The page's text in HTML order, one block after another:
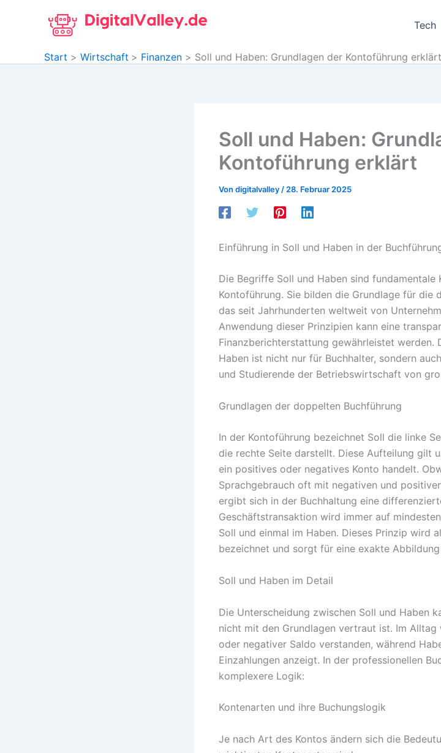
Tech
Start Wirtschaft Finanzen Soll und Haben: Grundlagen der Kontoführung erklärt
Soll und Haben:
Kontoführung erklärt
Von digitalvalley / 28. Februar 2025
Einführung in Soll und Haben in der
Die Begriffe Soll und Haben sind fundamentale
Kontoführung. Sie bilden die Grundlage für die
das seit Jahrhunderten weltweit von
Anwendung dieser Prinzipien kann eine
Finanzberichterstattung gewährleistet werden.
Haben ist nicht nur für Buchhalter, sondern
und Studierende der Betriebswirtschaft von
Grundlagen der doppelten Buchführung
In der Kontoführung bezeichnet Soll die linke
die rechte Seite darstellt. Diese Aufteilung gilt
ein positives oder negatives Konto handelt.
Sprachgebrauch oft mit negativen und
ergibt sich in der Buchhaltung eine
Geschäftstransaktion wird immer auf
Soll und einmal im Haben. Dieses Prinzip wird
bezeichnet und sorgt für eine exakte
Soll und Haben im Detail
Die Unterscheidung zwischen Soll und Haben
nicht mit den Grundlagen vertraut ist. Im
oder negativer Saldo verstanden, während
Einzahlungen anzeigt. In der professionellen
komplexere Logik:
Kontenarten und ihre Buchungslogik
Je nach Art des Kontos ändern sich die